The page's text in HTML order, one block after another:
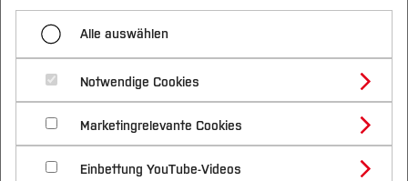
Studium
Studienangebote
Bachelorstudiengänge
Masterstudiengänge
Vor dem Studium
Bewerben & Einschreiben
Bewerbungsportal
Im Studium
Studienbüros und Prüfungen
Nach dem Studium
Forschung & Transfer
Profil
Forschungs- und Transferprofil
Schwerpunkte (FuT)
Beratung & Förderung
Nachhaltigkeit
Nachhaltigkeit studieren
International
27.11.2025, 18:00 Uhr
Floor Arons, Tjeerd Beemsterboer:
How we adapt
Alle auswählen
Notwendige Cookies
Marketingrelevante Cookies
Einbettung YouTube-Videos